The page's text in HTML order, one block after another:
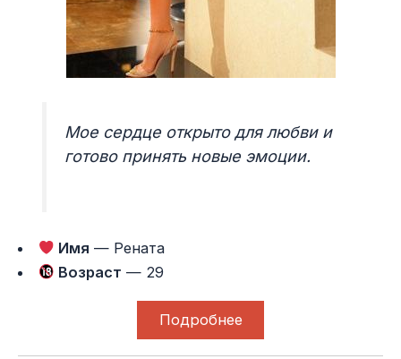
Мое сердце открыто для любви и
готово принять новые эмоции.
Имя — Рената
Возраст — 29
Подробнее